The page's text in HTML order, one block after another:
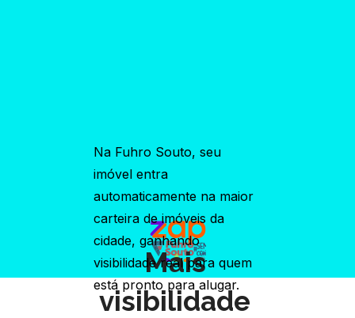
Mais
visibilidade
Na Fuhro Souto, seu
imóvel entra
automaticamente na maior
carteira de imóveis da
cidade, ganhando
visibilidade real para quem
está pronto para alugar.